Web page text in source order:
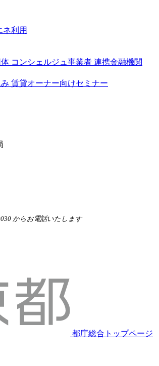
ネ利用
コンシェルジュ事業者 連携金融機関
賃貸オーナー向けセミナー
からお電話いたします
都庁総合トップページ